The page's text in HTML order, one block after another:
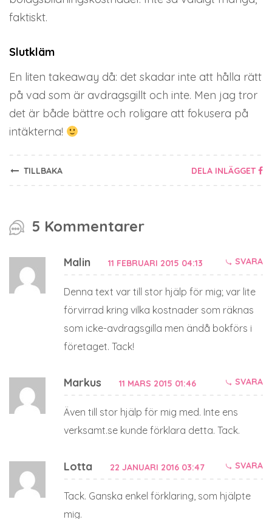
faktiskt.
Slutkläm
En liten takeaway då: det skadar inte att hålla rätt
på vad som är avdragsgillt och inte. Men jag tror
det är både bättre och roligare att fokusera på
intäkterna!
TILLBAKA DELA INLÄGGET
5 Kommentarer
Malin 11 FEBRUARI 2015 04:13 SVARA
Denna text var till stor hjälp för mig; var lite
förvirrad kring vilka kostnader som räknas
som icke-avdragsgilla men ändå bokförs i
företaget. Tack!
Markus 11 MARS 2015 01:46 SVARA
Även till stor hjälp för mig med. Inte ens
verksamt.se kunde förklara detta. Tack.
Lotta 22 JANUARI 2016 03:47 SVARA
Tack. Ganska enkel förklaring, som hjälpte
mig.